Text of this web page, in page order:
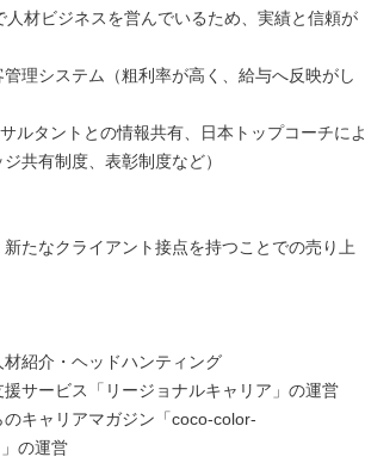
人材ビジネスを営んでいるため、実績と信頼が
理システム（粗利率が高く、給与へ反映がし
ルタントとの情報共有、日本トップコーチによ
共有制度、表彰制度など）
たなクライアント接点を持つことでの売り上
材紹介・ヘッドハンティング
援サービス「リージョナルキャリア」の運営
のキャリアマガジン「coco-color-
の運営